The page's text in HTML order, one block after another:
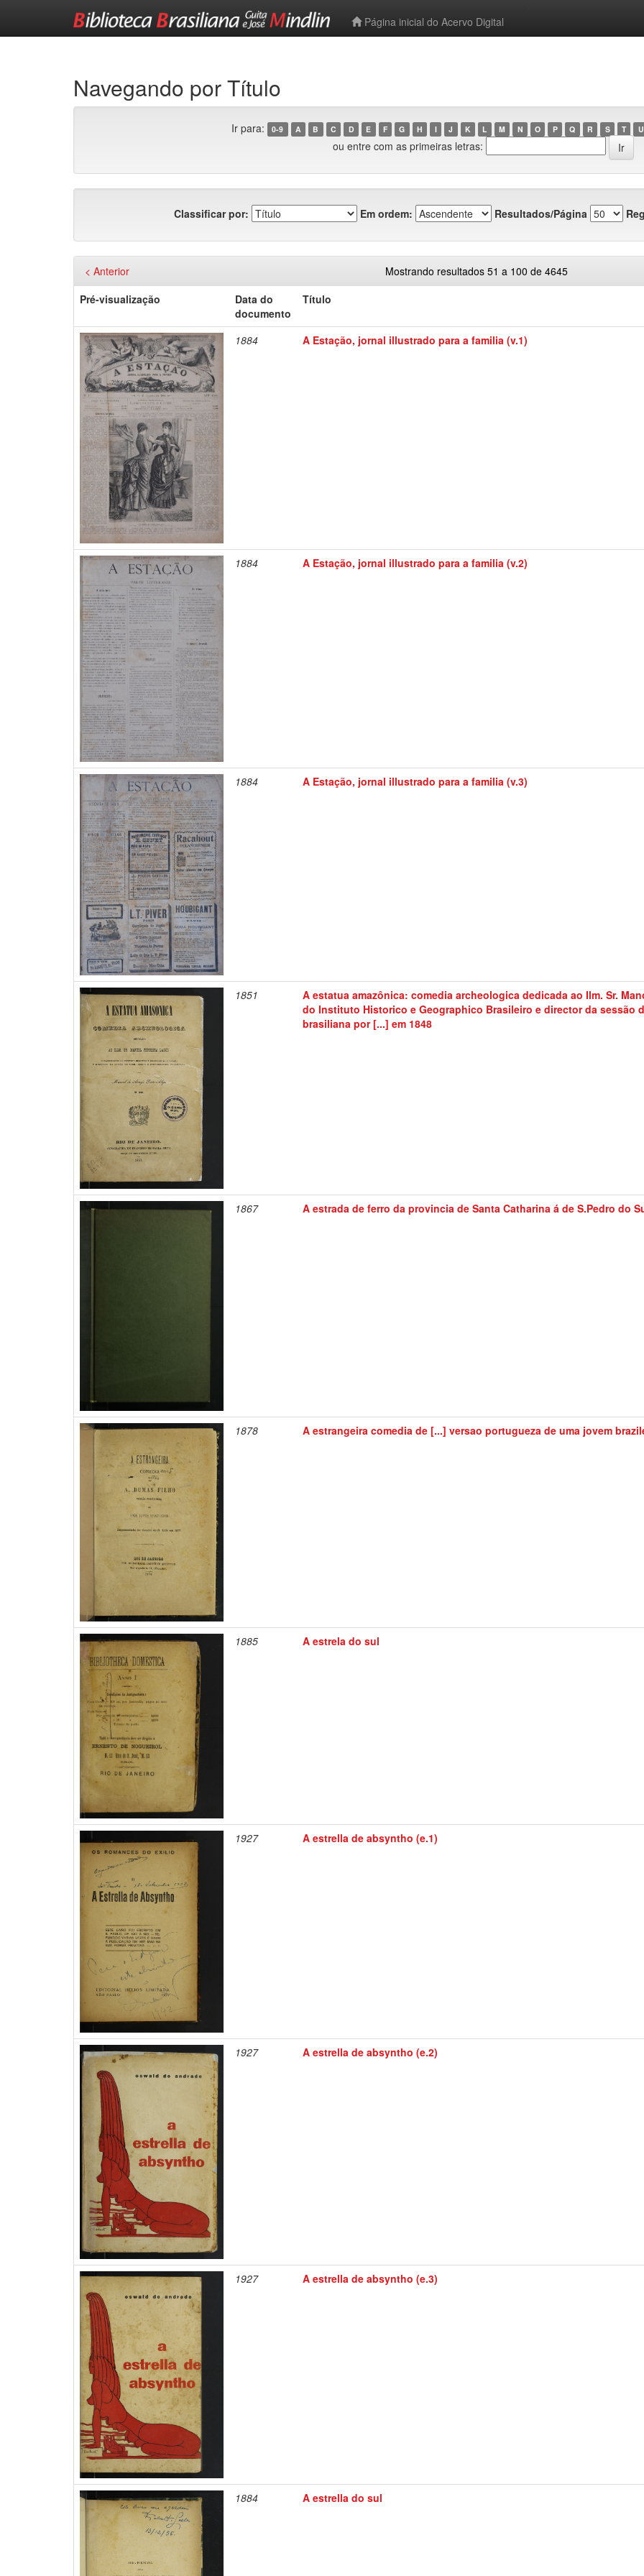
Página inicial do Acervo Digital
Navegando por Título
Ir para: 0-9 A B C D E F G H I J K L M N O P Q R S T U
ou entre com as primeiras letras:
Classificar por: Em ordem: Resultados/Página
Mostrando resultados 51 a 100 de 4645
< Anterior
Pré-visualização
Data do
documento
Título
1884 A Estação, jornal illustrado para a familia (v.1)
1884 A Estação, jornal illustrado para a familia (v.2)
1884 A Estação, jornal illustrado para a familia (v.3)
1851
A estatua amazônica: comedia archeologica dedicada ao Ilm. Sr.
do Instituto Historico e Geographico Brasileiro e director da sessão
brasiliana por [...] em 1848
1867 A estrada de ferro da provincia de Santa Catharina á de S.Pedro do
1878 A estrangeira comedia de [...] versao portugueza de uma jovem
1885 A estrela do sul
1927 A estrella de absyntho (e.1)
1927 A estrella de absyntho (e.2)
1927 A estrella de absyntho (e.3)
1884 A estrella do sul